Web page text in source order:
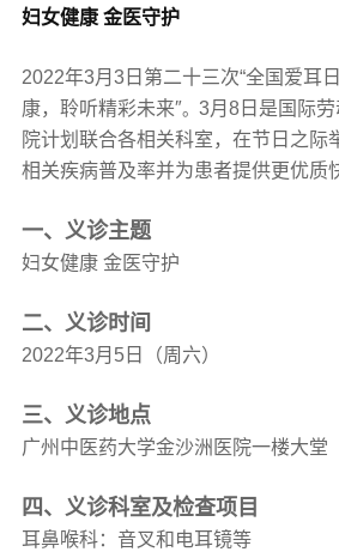
妇女健康 金医守护
2022年3月3日第二十三次“全国爱耳
康，聆听精彩未来″。 3月8日是国际
院计划联合各相关科室，在节日之际
相关疾病普及率并为患者提供更优质
一、义诊主题
妇女健康 金医守护
二、义诊时间
2022年3月5日（周六）
三、义诊地点
广州中医药大学金沙洲医院一楼大堂
四、义诊科室及检查项目
耳鼻喉科：音叉和电耳镜等